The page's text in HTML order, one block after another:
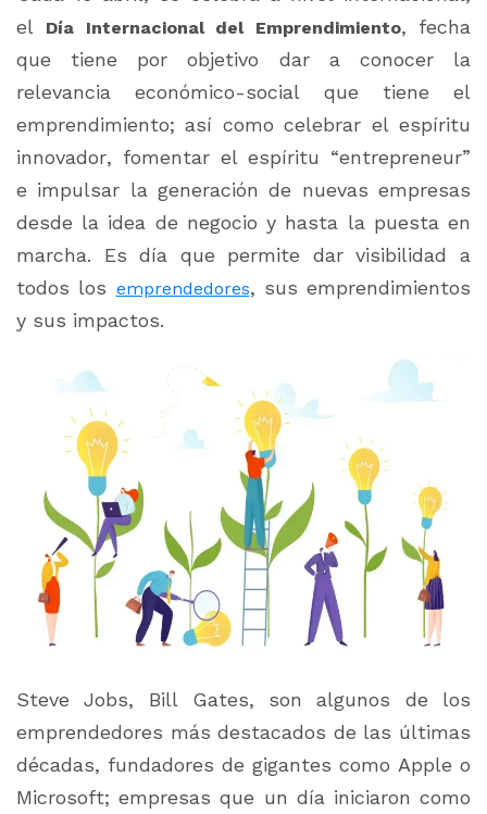
el Día Internacional del Emprendimiento, fecha
que tiene por objetivo dar a conocer la
relevancia económico-social que tiene el
emprendimiento; así como celebrar el espíritu
innovador, fomentar el espíritu “entrepreneur”
e impulsar la generación de nuevas empresas
desde la idea de negocio y hasta la puesta en
marcha. Es día que permite dar visibilidad a
todos los emprendedores, sus emprendimientos
y sus impactos.
Steve Jobs, Bill Gates, son algunos de los
emprendedores más destacados de las últimas
décadas, fundadores de gigantes como Apple o
Microsoft; empresas que un día iniciaron como